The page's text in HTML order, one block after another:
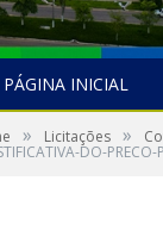
PÁGINA INICIAL
» Licitações »
DO-PRECO-